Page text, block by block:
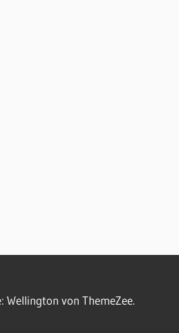
Wellington von ThemeZee.